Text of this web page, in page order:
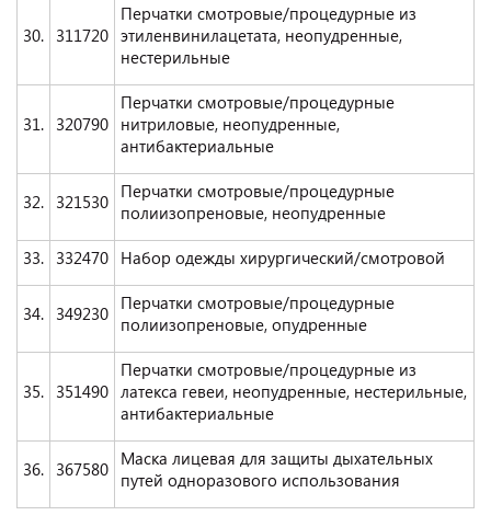
30. 311720
Перчатки смотровые/процедурные из
этиленвинилацетата, неопудренные,
нестерильные
31. 320790
Перчатки смотровые/процедурные
нитриловые, неопудренные,
антибактериальные
32. 321530 Перчатки смотровые/процедурные
полиизопреновые, неопудренные
33. 332470 Набор одежды хирургический/смотровой
34. 349230 Перчатки смотровые/процедурные
полиизопреновые, опудренные
35. 351490
Перчатки смотровые/процедурные из
латекса гевеи, неопудренные, нестерильные,
антибактериальные
36. 367580 Маска лицевая для защиты дыхательных
путей одноразового использования